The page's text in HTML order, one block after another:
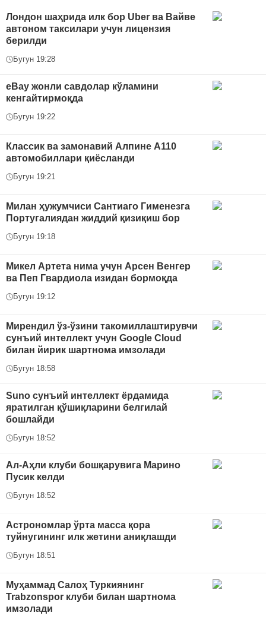
Лондон шаҳрида илк бор Uber ва Вайве
автоном таксилари учун лицензия
берилди
Бугун 19:28
eBay жонли савдолар кўламини
кенгайтирмоқда
Бугун 19:22
Классик ва замонавий Алпине A110
автомобиллари қиёсланди
Бугун 19:21
Милан ҳужумчиси Сантиаго Гименезга
Португалиядан жиддий қизиқиш бор
Бугун 19:18
Микел Артета нима учун Арсен Венгер
ва Пеп Гвардиола изидан бормоқда
Бугун 19:12
Мирендил ўз-ўзини такомиллаштирувчи
сунъий интеллект учун Google Cloud
билан йирик шартнома имзолади
Бугун 18:58
Suno сунъий интеллект ёрдамида
яратилган қўшиқларини белгилай
бошлайди
Бугун 18:52
Ал-Аҳли клуби бошқарувига Марино
Пусик келди
Бугун 18:52
Астрономлар ўрта масса қора
туйнугининг илк жетини аниқлашди
Бугун 18:51
Муҳаммад Салоҳ Туркиянинг
Trabzonspor клуби билан шартнома
имзолади